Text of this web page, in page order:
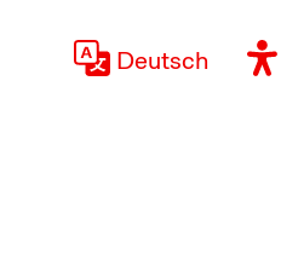
Deutsch